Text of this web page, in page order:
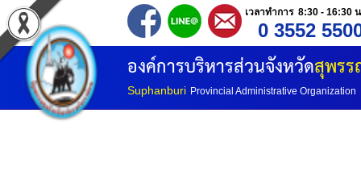
เวลาทำการ 8:30 - 16:30
0 3552
องค์การบริหารส่วนจังหวัดสุพร
Suphanburi Provincial Administrative Organization
หน้าแรก
ประวัติ อบจ